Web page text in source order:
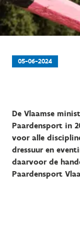
05-06-2024
De Vlaamse
Paardensport in
voor alle
dressuur en
daarvoor de
Paardensport